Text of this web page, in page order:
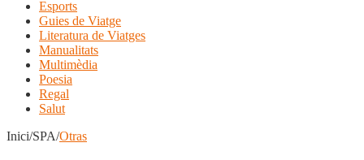
Esports
Guies de Viatge
Literatura de Viatges
Manualitats
Multimèdia
Poesia
Regal
Salut
Inici/SPA/Otras